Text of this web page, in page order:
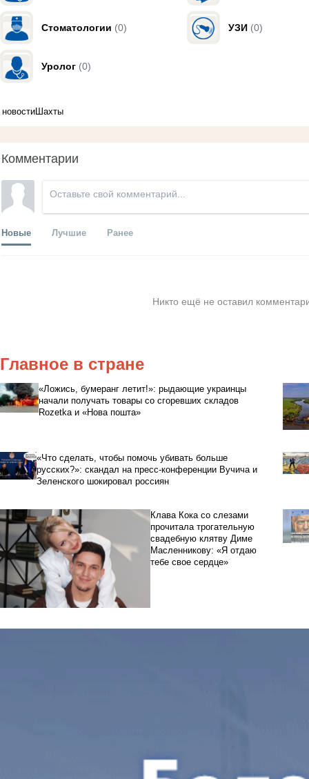
Стоматологии (0) УЗИ (0)
Уролог (0)
новостиШахты
Комментарии
Новые Лучшие Ранее
Никто ещё не оставил
Главное в стране
«Ложись, бумеранг летит!»: рыдающие украинцы
начали получать товары со сгоревших складов
Rozetka и «Нова пошта»
«Что сделать, чтобы помочь убивать больше
русских?»: скандал на пресс-конференции Вучича и
Зеленского шокировал россиян
Клава Кока со слезами
прочитала трогательную
свадебную клятву Диме
Масленникову: «Я отдаю
тебе свое сердце»